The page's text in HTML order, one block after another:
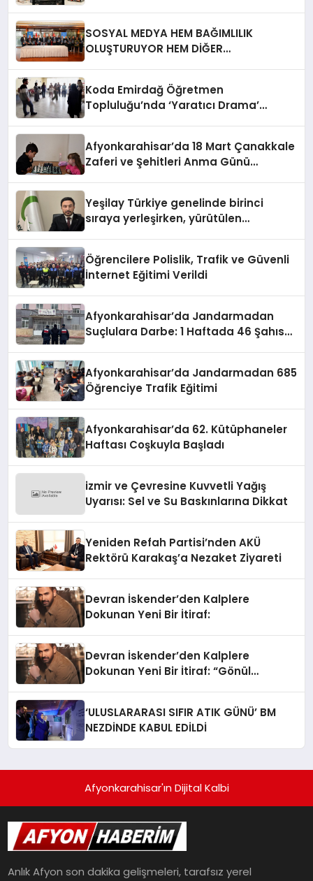
SOSYAL MEDYA HEM BAĞIMLILIK
OLUŞTURUYOR HEM DİĞER
Koda Emirdağ Öğretmen
Topluluğu’nda ‘Yaratıcı Drama’
Afyonkarahisar’da 18 Mart Çanakkale
Zaferi ve Şehitleri Anma Günü
Yeşilay Türkiye genelinde birinci
sıraya yerleşirken, yürütülen
Öğrencilere Polislik, Trafik ve Güvenli
İnternet Eğitimi Verildi
Afyonkarahisar’da Jandarmadan
Suçlulara Darbe: 1 Haftada 46 Şahıs
Afyonkarahisar’da Jandarmadan 685
Öğrenciye Trafik Eğitimi
Afyonkarahisar’da 62. Kütüphaneler
Haftası Coşkuyla Başladı
izmir ve Çevresine Kuvvetli Yağış
Uyarısı: Sel ve Su Baskınlarına Dikkat
Yeniden Refah Partisi’nden AKÜ
Rektörü Karakaş’a Nezaket Ziyareti
Devran İskender’den Kalplere
Dokunan Yeni Bir İtiraf:
Devran İskender’den Kalplere
Dokunan Yeni Bir İtiraf: “Gönül
‘ULUSLARARASI SIFIR ATIK GÜNÜ’ BM
NEZDİNDE KABUL EDİLDİ
Afyonkarahisar'ın Dijital Kalbi
Anlık Afyon son dakika gelişmeleri, tarafsız yerel